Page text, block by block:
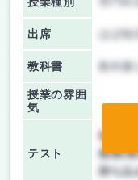
出席 ほぼ毎
教科書 教科
授業の雰囲
気
テスト
前期/中
後期/
持ち込